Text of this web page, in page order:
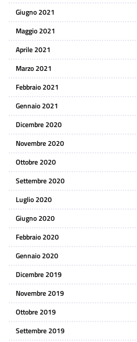
Giugno 2021
Maggio 2021
Aprile 2021
Marzo 2021
Febbraio 2021
Gennaio 2021
Dicembre 2020
Novembre 2020
Ottobre 2020
Settembre 2020
Luglio 2020
Giugno 2020
Febbraio 2020
Gennaio 2020
Dicembre 2019
Novembre 2019
Ottobre 2019
Settembre 2019